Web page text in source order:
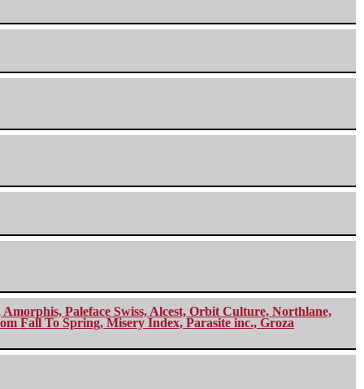
Paleface Swiss, Alcest, Orbit Culture, Northlane,
Fall To Spring, Misery Index, Parasite inc., Groza